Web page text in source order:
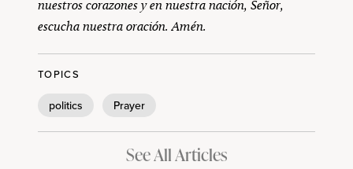
nuestros corazones y en nuestra nación, Señor,
escucha nuestra oración. Amén.
TOPICS
politics Prayer
See All Articles